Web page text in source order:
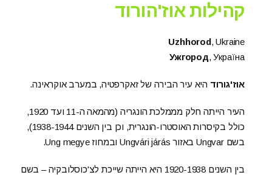
קהילות אוז'הורוד
Uzhhorod, Ukraine
Ужгород, Украïна
אוז'גורוד היא עיר הבירה של זאקרפטיה, במערב אוקראינה.
העיר הייתה חלק מממלכת הונגריה (מהמאה ה-11 ועד 1920,
כולל בקיסרות האוסטרו-הונגרית, וכן בין השנים 1938-1944),
בשם Ungvar באזור Ungvári járás ובמחוז Ung megye.
בין השנים 1920-1938 היא הייתה שייכת לצ'כוסלובקיה – בשם